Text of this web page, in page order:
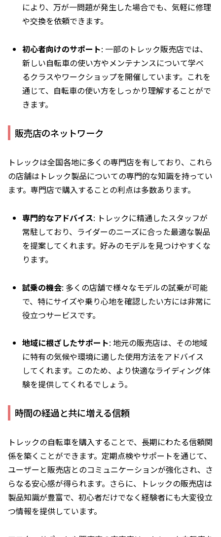
により、万が一問題が発生した場合でも、気軽に修理
や交換を依頼できます。
初心者向けのサポート: 一部のトレック販売店では、
新しい自転車の使い方やメンテナンスについて学べ
るクラスやワークショップを開催しています。これを
通じて、自転車の使い方をしっかり理解することがで
きます。
販売店のネットワーク
トレックは全国各地に多くの専門店を有しており、これら
の店舗はトレック製品についての専門的な知識を持ってい
ます。専門店で購入することの利点は多数あります。
専門的なアドバイス: トレックに精通したスタッフが
常駐しており、ライダーのニーズに合った最適な製品
を提案してくれます。好みのモデルを見つけやすくな
ります。
試乗の機会: 多くの店舗で様々なモデルの試乗が可能
で、特にサイズや乗り心地を確認したい方には非常に
役立つサービスです。
地域に根ざしたサポート: 地元の販売店は、その地域
に特有の気候や環境に適した使用方法をアドバイス
してくれます。このため、より快適なライディング体
験を提供してくれるでしょう。
時間の経過と共に増える信頼
トレックの自転車を購入することで、長期にわたる信頼関
係を築くことができます。定期点検やサポートを通じて、
ユーザーと販売店とのコミュニケーションが強化され、さ
らなる安心感が得られます。さらに、トレックの販売店は
製品知識が豊富で、初心者だけでなく経験者にも大変役立
つ情報を提供しています。